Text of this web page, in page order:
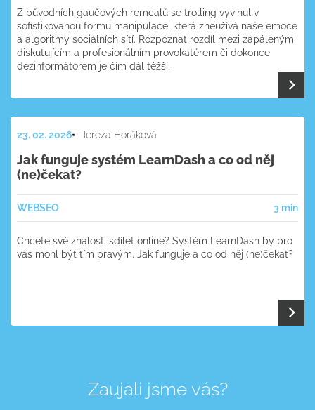
Z původních gaučových remcalů se trolling vyvinul v
sofistikovanou formu manipulace, která zneužívá naše emoce
a algoritmy sociálních sítí. Rozpoznat rozdíl mezi zapáleným
diskutujícím a profesionálním provokatérem či dokonce
dezinformátorem je čím dál těžší.
23. 02. 2026 Tereza Horáková
Jak funguje systém LearnDash a co od něj
(ne)čekat?
WEBSEO 3 min
Chcete své znalosti sdílet online? Systém LearnDash by pro
vás mohl být tím pravým. Jak funguje a co od něj (ne)čekat?
Zaujali jsme vás?